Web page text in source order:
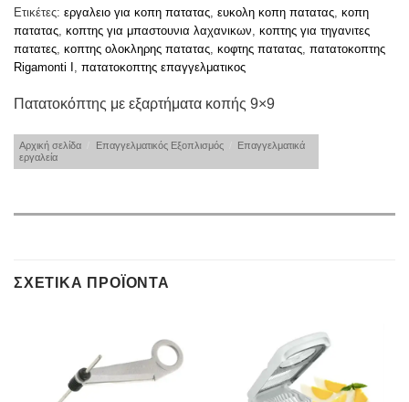
Ετικέτες: εργαλειο για κοπη πατατας ευκολη κοπη πατατας κοπη
πατατας κοπτης για μπαστουνια λαχανικων κοπτης για τηγανιτες
πατατες κοπτης ολοκληρης πατατας κοφτης πατατας πατατοκοπτης
Rigamonti Ι πατατοκοπτης επαγγελματικος
Πατατοκόπτης με εξαρτήματα κοπής 9×9
Αρχική σελίδα Επαγγελματικός Εξοπλισμός
Επαγγελματικά
εργαλεία
ΣΧΕΤΙΚΆ ΠΡΟΪΌΝΤΑ